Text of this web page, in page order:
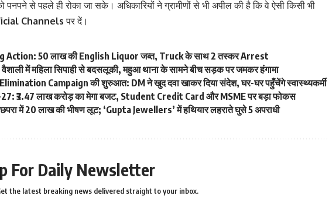
पनपने से पहले ही रोका जा सके। अधिकारियों ने ग्रामीणों से भी अपील की है कि वे ऐसी किसी भी
Channels पर दें।
Action: 50 लाख की English Liquor जब्त, Truck के साथ 2 तस्कर Arrest
में महिला सिपाही से बदसलूकी, महुआ थाना के सामने बीच सड़क पर जमकर हंगामा
Campaign की शुरुआत: DM ने खुद दवा खाकर दिया संदेश, घर-घर पहुँचेंगे स्वास्थ्यकर्मी
₹3.47 लाख करोड़ का मेगा बजट, Student Credit Card और MSME पर बड़ा फोकस
में 20 लाख की भीषण लूट; ‘Gupta Jewellers’ में हथियार लहराते घुसे 5 अपराधी
For Daily Newsletter
the latest breaking news delivered straight to your inbox.